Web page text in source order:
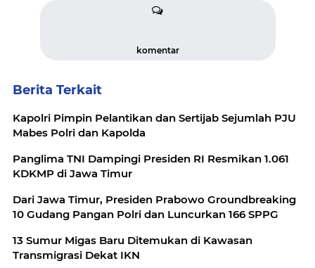
komentar
Berita Terkait
Kapolri Pimpin Pelantikan dan Sertijab Sejumlah PJU
Mabes Polri dan Kapolda
Panglima TNI Dampingi Presiden RI Resmikan 1.061
KDKMP di Jawa Timur
Dari Jawa Timur, Presiden Prabowo Groundbreaking
10 Gudang Pangan Polri dan Luncurkan 166 SPPG
13 Sumur Migas Baru Ditemukan di Kawasan
Transmigrasi Dekat IKN